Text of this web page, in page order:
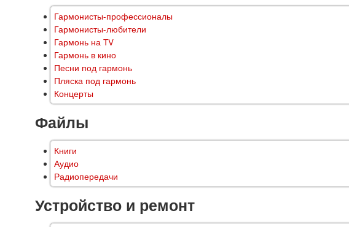
Гармонисты-профессионалы
Гармонисты-любители
Гармонь на TV
Гармонь в кино
Песни под гармонь
Пляска под гармонь
Концерты
Файлы
Книги
Аудио
Радиопередачи
Устройство и ремонт